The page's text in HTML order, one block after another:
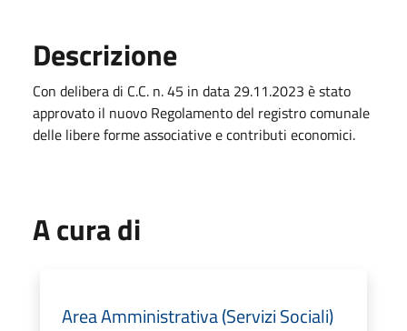
Descrizione
Con delibera di C.C. n. 45 in data 29.11.2023 è stato
approvato il nuovo Regolamento del registro comunale
delle libere forme associative e contributi economici.
A cura di
Area Amministrativa (Servizi Sociali)